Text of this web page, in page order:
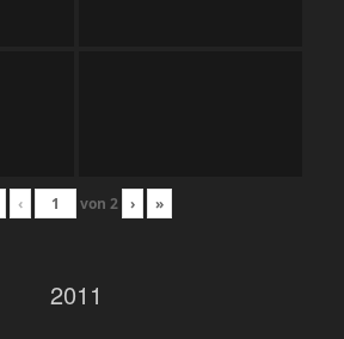
‹ von 2 › »
2011